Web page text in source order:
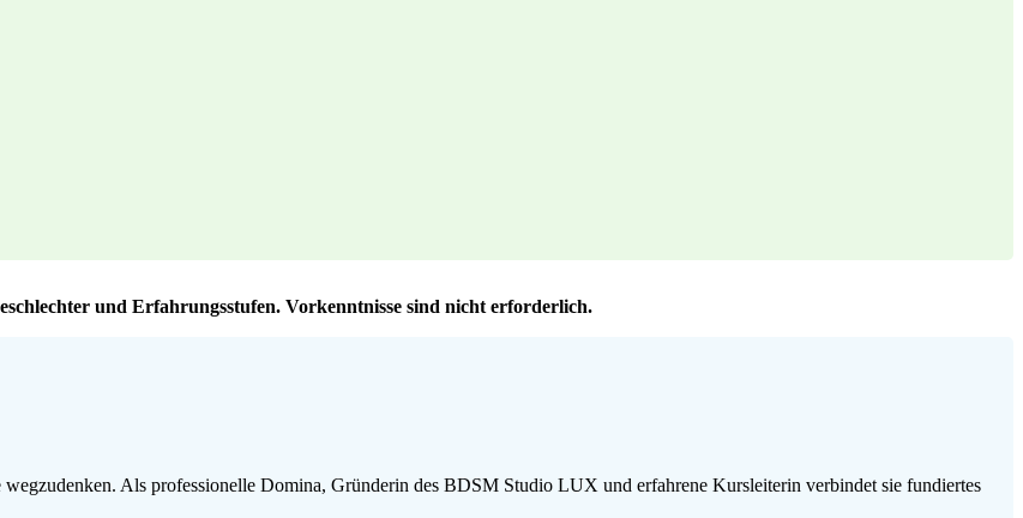
und Erfahrungsstufen. Vorkenntnisse sind nicht erforderlich.
Als professionelle Domina, Gründerin des BDSM Studio LUX und erfahrene Kursleiterin verbindet sie fundiertes